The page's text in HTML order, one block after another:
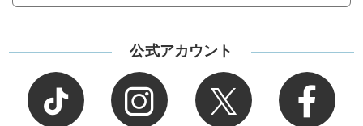
公式アカウント